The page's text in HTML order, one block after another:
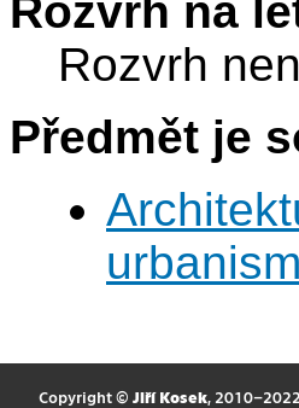
Rozvrh na
Rozvrh
Předmět je
Copyright © Jiří Kosek,